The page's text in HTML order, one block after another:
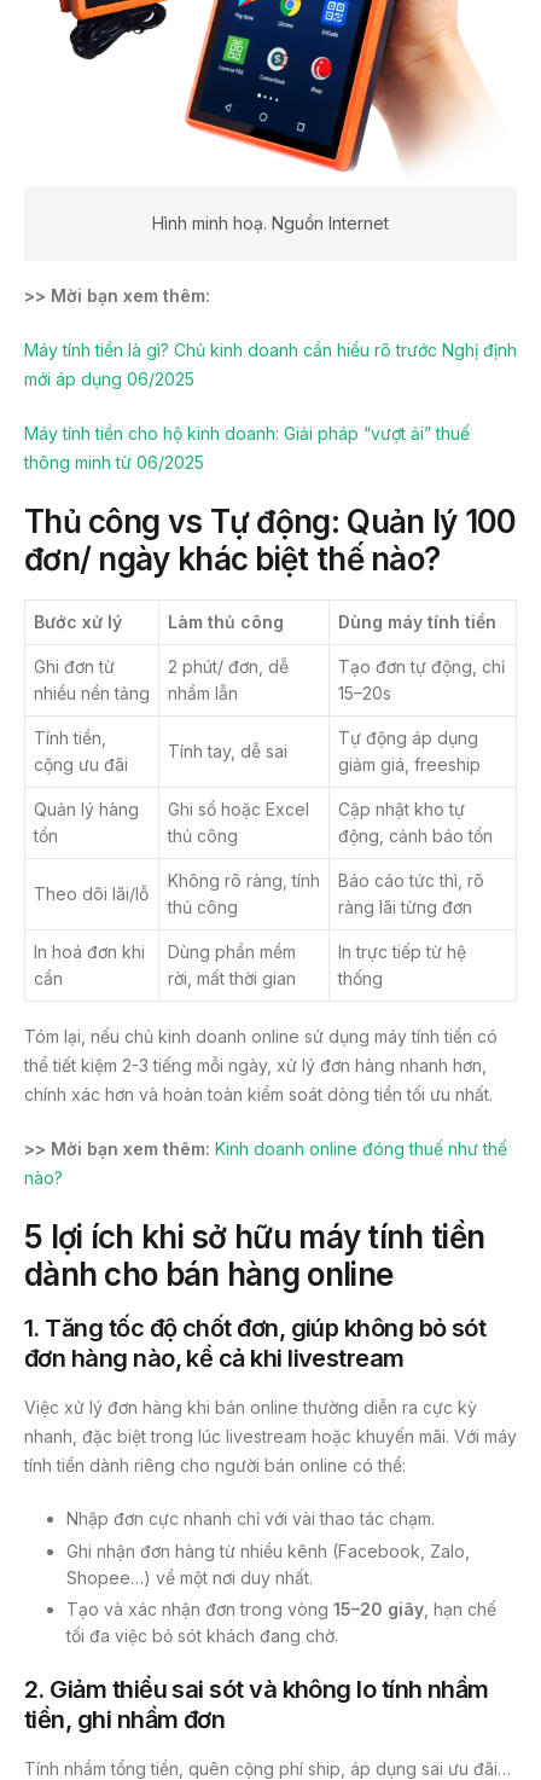
Hình minh hoạ. Nguồn Internet
>> Mời bạn xem thêm:
Máy tính tiền là gì? Chủ kinh doanh cần hiểu rõ trước Nghị định
mới áp dụng 06/2025
Máy tính tiền cho hộ kinh doanh: Giải pháp “vượt ải” thuế
thông minh từ 06/2025
Thủ công vs Tự động: Quản lý 100
đơn/ ngày khác biệt thế nào?
Bước xử lý Làm thủ công Dùng máy tính tiền
Ghi đơn từ
nhiều nền tảng
2 phút/ đơn, dễ
nhầm lẫn
Tạo đơn tự động, chỉ
15–20s
Tính tiền,
cộng ưu đãi
Tính tay, dễ sai
Tự động áp dụng
giảm giá, freeship
Quản lý hàng
tồn
Ghi sổ hoặc Excel
thủ công
Cập nhật kho tự
động, cảnh báo tồn
Theo dõi lãi/lỗ
Không rõ ràng, tính
thủ công
Báo cáo tức thì, rõ
ràng lãi từng đơn
In hoá đơn khi
cần
Dùng phần mềm
rời, mất thời gian
In trực tiếp từ hệ
thống
Tóm lại, nếu chủ kinh doanh online sử dụng máy tính tiền có
thể tiết kiệm 2-3 tiếng mỗi ngày, xử lý đơn hàng nhanh hơn,
chính xác hơn và hoàn toàn kiểm soát dòng tiền tối ưu nhất.
>> Mời bạn xem thêm: Kinh doanh online đóng thuế như thế
nào?
5 lợi ích khi sở hữu máy tính tiền
dành cho bán hàng online
1. Tăng tốc độ chốt đơn, giúp không bỏ sót
đơn hàng nào, kể cả khi livestream
Việc xử lý đơn hàng khi bán online thường diễn ra cực kỳ
nhanh, đặc biệt trong lúc livestream hoặc khuyến mãi. Với máy
tính tiền dành riêng cho người bán online có thể:
Nhập đơn cực nhanh chỉ với vài thao tác chạm.
Ghi nhận đơn hàng từ nhiều kênh (Facebook, Zalo,
Shopee…) về một nơi duy nhất.
Tạo và xác nhận đơn trong vòng 15–20 giây , hạn chế
tối đa việc bỏ sót khách đang chờ.
2. Giảm thiểu sai sót và không lo tính nhầm
tiền, ghi nhầm đơn
Tính nhầm tổng tiền, quên cộng phí ship, áp dụng sai ưu đãi…